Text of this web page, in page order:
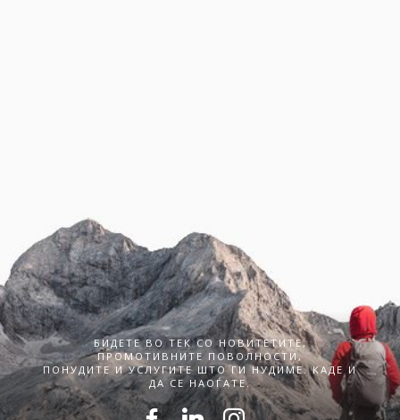
БИДЕТЕ ВО ТЕК СО НОВИТЕТИТЕ,
ПРОМОТИВНИТЕ ПОВОЛНОСТИ,
ПОНУДИТЕ И УСЛУГИТЕ ШТО ГИ НУДИМЕ. КАДЕ И
ДА СЕ НАОЃАТЕ.